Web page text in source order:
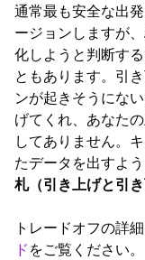
通常最も安全な出
ージョンしますが
化しようと判断す
ともあります。引
ンが起きそうにな
げてくれ、あなた
してありません。
たデータを出すよ
札（引き上げと引き
トレードオフの詳
ドをご覧ください。